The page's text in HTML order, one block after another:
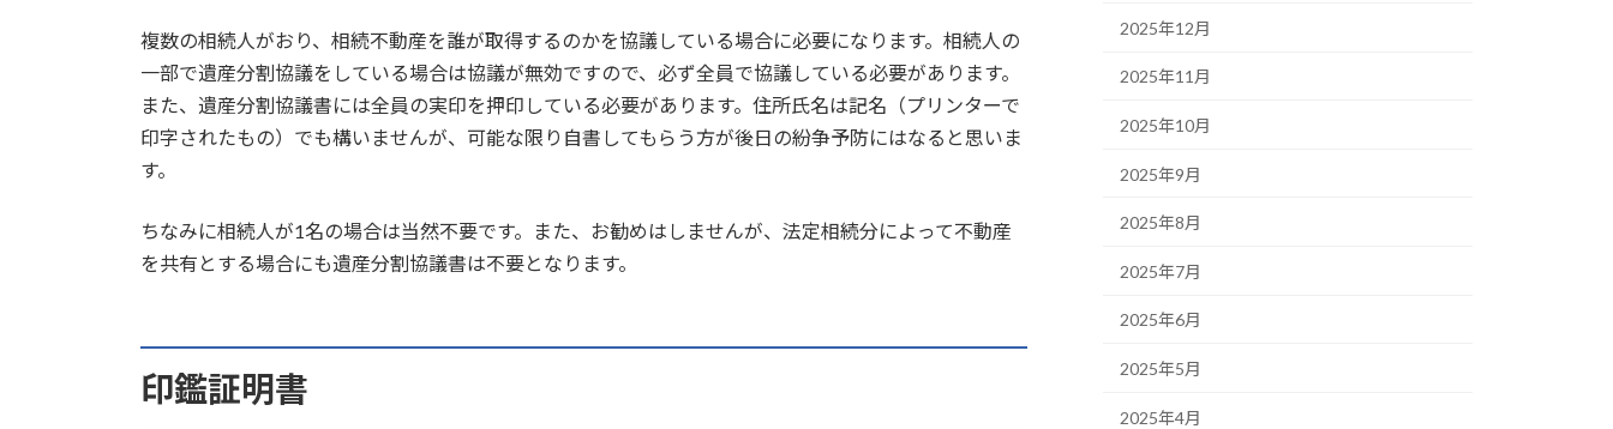
複数の相続人がおり、相続不動産を誰が取得するのかを協議している場合に必要になります。相続人の
一部で遺産分割協議をしている場合は協議が無効ですので、必ず全員で協議している必要があります。
また、遺産分割協議書には全員の実印を押印している必要があります。住所氏名は記名（プリンターで
印字されたもの）でも構いませんが、可能な限り自書してもらう方が後日の紛争予防にはなると思いま
す。
ちなみに相続人が1名の場合は当然不要です。また、お勧めはしませんが、法定相続分によって不動産
を共有とする場合にも遺産分割協議書は不要となります。
印鑑証明書
2025年12月
2025年11月
2025年10月
2025年9月
2025年8月
2025年7月
2025年6月
2025年5月
2025年4月